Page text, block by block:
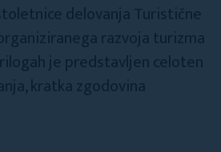
delovanja Turistične
razvoja turizma
je predstavljen celoten
kratka zgodovina